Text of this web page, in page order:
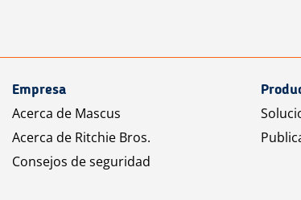
Empresa
Acerca de Mascus
Acerca de Ritchie Bros.
Consejos de seguridad